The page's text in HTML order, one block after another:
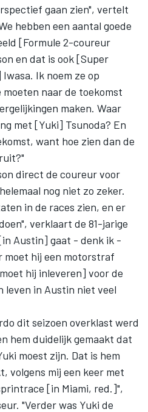
gaan zien", vertelt
hebben een aantal goede
[Formule 2-coureur
en dat is ook [Super
Ik noem ze op
naar de toekomst
maken. Waar
met [Yuki] Tsunoda? En
want hoe zien dan de
direct de coureur voor
nog niet zo zeker.
in de races zien, en er
verklaart de 81-jarige
Austin] gaat - denk ik -
moet hij een motorstraf
hij inleveren] voor de
in Austin niet veel
dit seizoen overklast werd
hem duidelijk gemaakt dat
moest zijn. Dat is hem
volgens mij een keer met
[in Miami, red.]",
"Verder was Yuki de